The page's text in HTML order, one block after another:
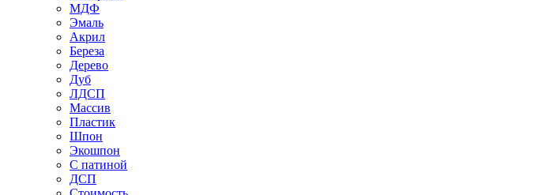
МДФ
Эмаль
Акрил
Береза
Дерево
Дуб
ЛДСП
Массив
Пластик
Шпон
Экошпон
С патиной
ДСП